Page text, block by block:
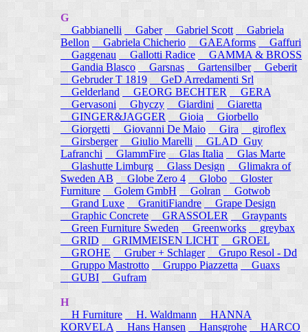
G
Gabbianelli
Gaber Gabriel Scott
Gabriela
Bellon
Gabriela Chicherio GAEAforms
Gaffuri
Gaggenau
Gallotti Radice
GAMMA & BROSS
Gandia Blasco
Garsnas Gartensilber
Geberit
Gebruder T 1819
GeD Arredamenti Srl
Gelderland
GEORG BECHTER
GERA
Gervasoni
Ghyczy Giardini
Giaretta
GINGER&JAGGER
Gioia
Giorbello
Giorgetti
Giovanni De Maio Gira
giroflex
Girsberger
Giulio Marelli
GLAD_Guy
Lafranchi
GlammFire Glas Italia
Glas Marte
Glashutte Limburg
Glass Design
Glimakra of
Sweden AB
Globe Zero 4 Globo
Gloster
Furniture
Golem GmbH Golran
Gotwob
Grand Luxe
GranitiFiandre
Grape Design
Graphic Concrete
GRASSOLER
Graypants
Green Furniture Sweden
Greenworks
greybax
GRID
GRIMMEISEN LICHT
GROEL
GROHE
Gruber + Schlager
Grupo Resol - Dd
Gruppo Mastrotto
Gruppo Piazzetta
Guaxs
GUBI
Gufram
H
H Furniture
H. Waldmann
HANNA
KORVELA
Hans Hansen Hansgrohe HARCO